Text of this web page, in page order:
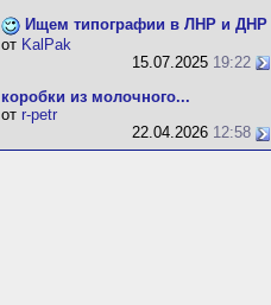
Ищем типографии в ЛНР и ДНР
от KalPak
15.07.2025 19:22
коробки из молочного...
от r-petr
22.04.2026 12:58